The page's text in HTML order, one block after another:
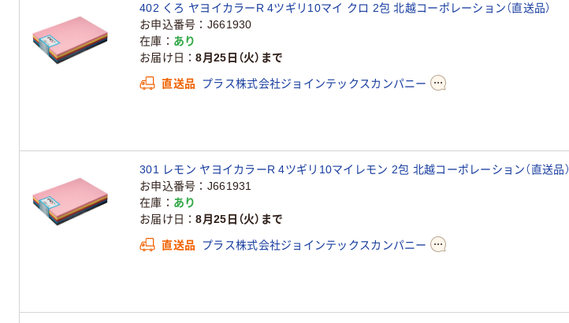
402 くろ ヤヨイカラーR 4ツギリ10マイ クロ 2包 北越コーポレーション（直送品）
お申込番号
J661930
在庫
あり
お届け日
8月25日（火）まで
直送品 プラス株式会社ジョインテックスカンパニー
301 レモン ヤヨイカラーR 4ツギリ10マイレモン 2包 北越コーポレーション（直送品）
お申込番号
J661931
在庫
あり
お届け日
8月25日（火）まで
直送品 プラス株式会社ジョインテックスカンパニー